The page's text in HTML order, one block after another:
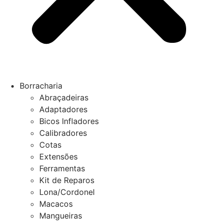
Borracharia
Abraçadeiras
Adaptadores
Bicos Infladores
Calibradores
Cotas
Extensões
Ferramentas
Kit de Reparos
Lona/Cordonel
Macacos
Mangueiras